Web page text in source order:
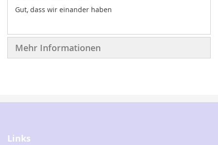
Gut, dass wir einander haben
Mehr Informationen
Links